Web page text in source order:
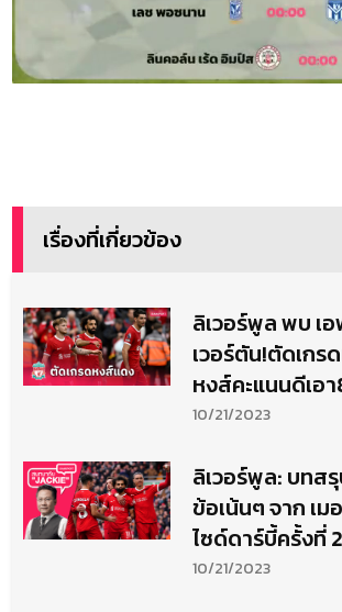
เรื่องที่เกี่ยวข้อง
ลิเวอร์พูล พบ เ
เวอร์ตัน!ตัดเกร
หงส์คะแนนดีเอา
เลย3คน
10/21/2023
ลิเวอร์พูล: บทส
ข้อเน้นๆ จาก เม
ไซด์ดาร์บี้ครั้งที่
10/21/2023